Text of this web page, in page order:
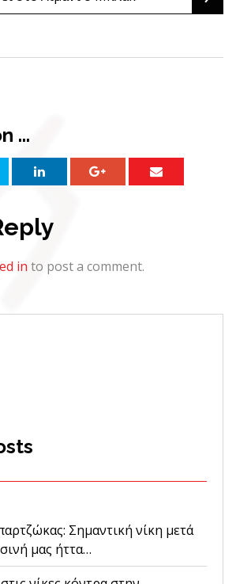
...
in to post a comment.
Σημαντική νίκη μετά
μας ήττα…